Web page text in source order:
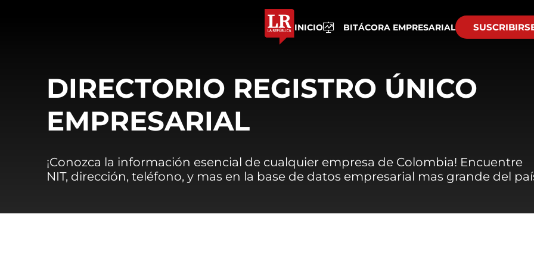
INICIO BITÁCORA EMPRESARIAL
DIRECTORIO REGISTRO ÚNICO
EMPRESARIAL
¡Conozca la información esencial de cualquier empresa de Colombia! Encuentre
NIT, dirección, teléfono, y mas en la base de datos empresarial mas grande del